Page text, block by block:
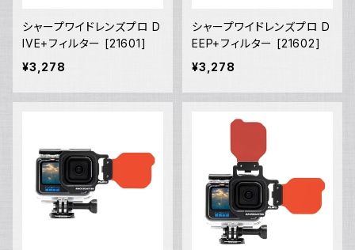
シャープワイドレンズプロ D
IVE+フィルター [21601]
¥3,278
シャープワイドレンズプロ D
EEP+フィルター [21602]
¥3,278